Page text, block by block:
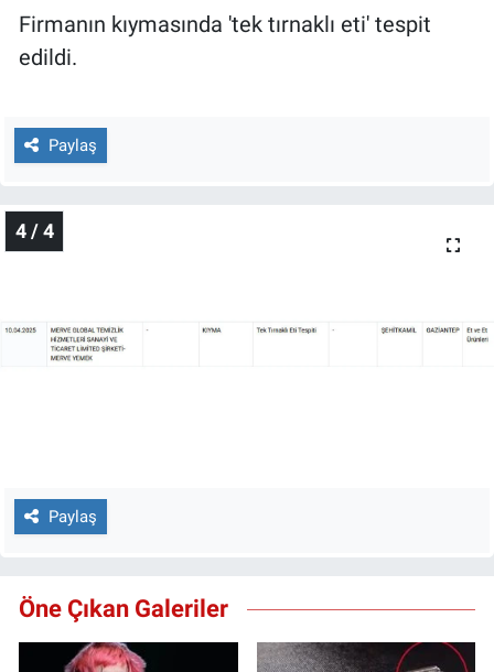
Firmanın kıymasında 'tek tırnaklı eti' tespit
edildi.
Paylaş
4 / 4
Paylaş
Öne Çıkan Galeriler